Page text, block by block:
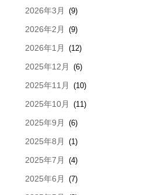
2026年3月 (9)
2026年2月 (9)
2026年1月 (12)
2025年12月 (6)
2025年11月 (10)
2025年10月 (11)
2025年9月 (6)
2025年8月 (1)
2025年7月 (4)
2025年6月 (7)